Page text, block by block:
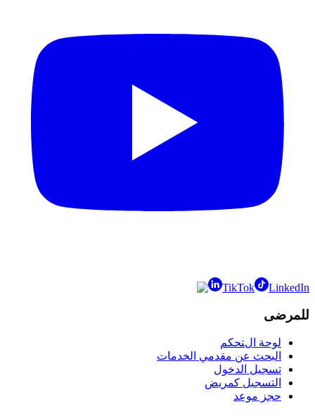
TikTok LinkedIn
للمرضى
لوحة التحكم
البحث عن مقدمي الخدمات
تسجيل الدخول
التسجيل كمريض
حجز موعد